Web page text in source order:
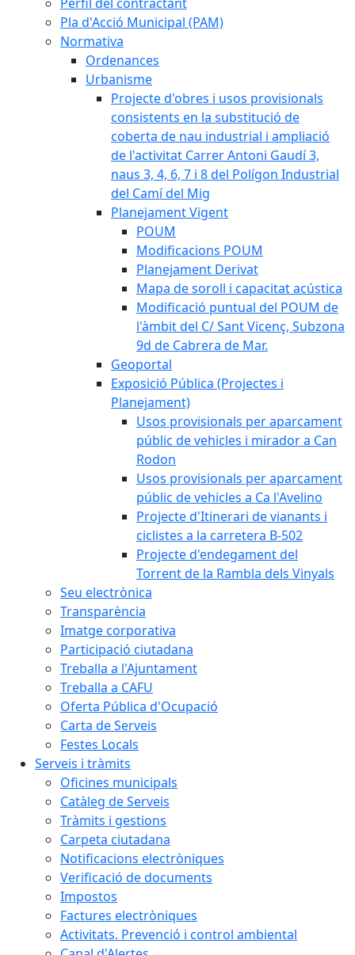
Pla d'Acció Municipal (PAM)
Normativa
Ordenances
Urbanisme
Projecte d'obres i usos provisionals
consistents en la substitució de
coberta de nau industrial i ampliació
de l'activitat Carrer Antoni Gaudí 3,
naus 3, 4, 6, 7 i 8 del Polígon Industrial
del Camí del Mig
Planejament Vigent
POUM
Modificacions POUM
Planejament Derivat
Mapa de soroll i capacitat acústica
Modificació puntual del POUM de
l'àmbit del C/ Sant Vicenç, Subzona
9d de Cabrera de Mar.
Geoportal
Exposició Pública (Projectes i
Planejament)
Usos provisionals per aparcament
públic de vehicles i mirador a Can
Rodon
Usos provisionals per aparcament
públic de vehicles a Ca l'Avelino
Projecte d'Itinerari de vianants i
ciclistes a la carretera B-502
Projecte d'endegament del
Torrent de la Rambla dels Vinyals
Seu electrònica
Transparència
Imatge corporativa
Participació ciutadana
Treballa a l'Ajuntament
Treballa a CAFU
Oferta Pública d'Ocupació
Carta de Serveis
Festes Locals
Serveis i tràmits
Oficines municipals
Catàleg de Serveis
Tràmits i gestions
Carpeta ciutadana
Notificacions electròniques
Verificació de documents
Impostos
Factures electròniques
Activitats. Prevenció i control ambiental